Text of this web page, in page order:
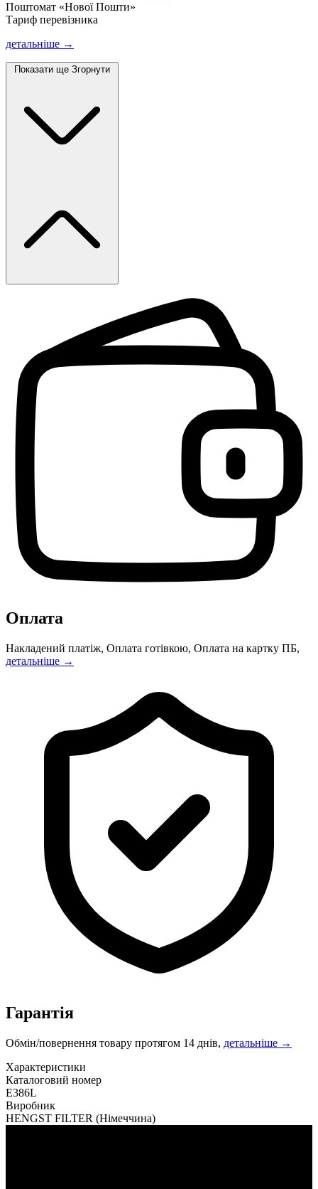
Поштомат «Нової Пошти»
Тариф перевізника
детальніше →
Показати ще Згорнути
Оплата
Накладений платіж, Оплата готівкою, Оплата на картку ПБ,
детальніше →
Гарантія
Обмін/повернення товару протягом 14 днів, детальніше →
Характеристики
Каталоговий номер
E386L
Виробник
HENGST FILTER (Німеччина)